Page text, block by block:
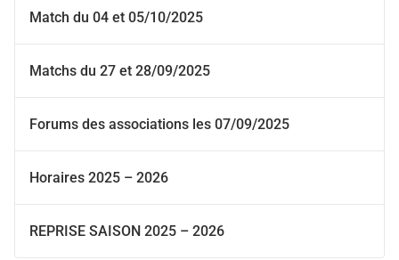
Match du 04 et 05/10/2025
Matchs du 27 et 28/09/2025
Forums des associations les 07/09/2025
Horaires 2025 – 2026
REPRISE SAISON 2025 – 2026